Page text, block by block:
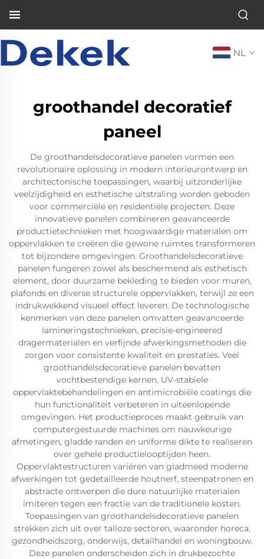
NL
groothandel decoratief
paneel
De groothandelsdecoratieve panelen vormen een
revolutionaire oplossing in modern interieurontwerp en
architectonische toepassingen, waarbij uitzonderlijke
veelzijdigheid en esthetische uitstraling worden geboden
voor commerciële en residentiële projecten. Deze
innovatieve panelen combineren geavanceerde
productietechnieken met hoogwaardige materialen om
oppervlakken te creëren die gewone ruimtes transformeren
tot bijzondere omgevingen. Groothandelsdecoratieve
panelen fungeren zowel als beschermend als esthetisch
element, door duurzame bekleding te bieden voor muren,
plafonds en diverse structurele oppervlakken, terwijl ze een
indrukwekkend visueel effect leveren. De technologische
kenmerken van deze panelen omvatten geavanceerde
lamineringstechnieken, precisie-engineered
dragermaterialen en verfijnde afwerkingsmethoden die
zorgen voor consistente kwaliteit en prestaties. Veel
groothandelsdecoratieve panelen bevatten
vochtbestendige kernen, UV-stabiele
oppervlaktebehandelingen en antimicrobiële coatings die
hun functionaliteit verbeteren in uiteenlopende
omgevingen. Het productieproces maakt gebruik van
computergestuurde machines om nauwkeurige
afmetingen, gladde randen en uniforme dikte te realiseren
over gehele productielooptijden heen.
Oppervlaktestructuren variëren van gladmeed moderne
afwerkingen tot gedetailleerde houtnerf, steenpatronen en
abstracte ontwerpen die dure natuurlijke materialen
imiteren tegen een fractie van de traditionele kosten.
Toepassingen van groothandelsdecoratieve panelen
strekken zich uit over talloze sectoren, waaronder horeca,
gezondheidszorg, onderwijs, detailhandel en woningbouw.
Deze panelen onderscheiden zich in drukbezochte